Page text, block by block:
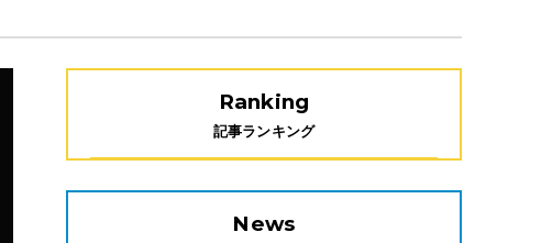
Ranking
記事ランキング
News